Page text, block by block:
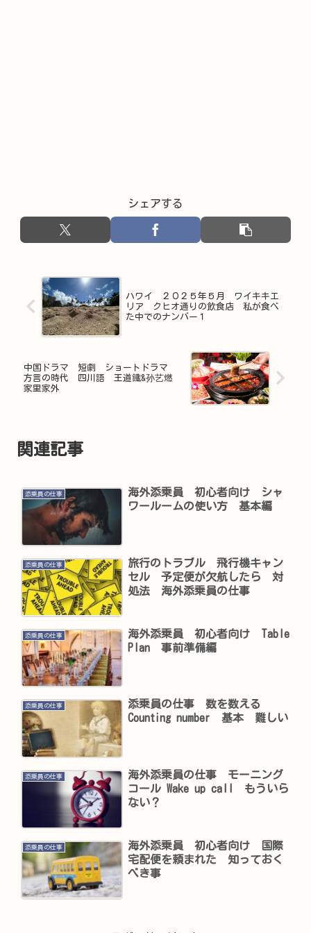
シェアする
ハワイ ２０２５年５月 ワイキキエ
リア クヒオ通りの飲食店 私が食べ
た中でのナンバー１
中国ドラマ 短劇 ショートドラマ
方言の時代 四川語 王道鐵&孙艺燃
家里家外
関連記事
添乗員の仕事
海外添乗員 初心者向け シャ
ワールームの使い方 基本編
添乗員の仕事
旅行のトラブル 飛行機キャン
セル 予定便が欠航したら 対
処法 海外添乗員の仕事
添乗員の仕事
海外添乗員 初心者向け Table
Plan 事前準備編
添乗員の仕事
添乗員の仕事 数を数える
Counting number 基本 難しい
添乗員の仕事
海外添乗員の仕事 モーニング
コール Wake up call もういら
ない？
添乗員の仕事
海外添乗員 初心者向け 国際
宅配便を頼まれた 知っておく
べき事